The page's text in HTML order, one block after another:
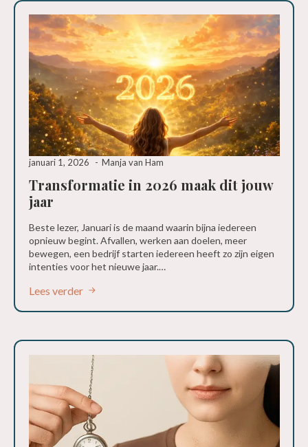
Transformatie in 2026 maak dit jouw
jaar
januari 1, 2026 Manja van Ham
Beste lezer, Januari is de maand waarin bijna iedereen
opnieuw begint. Afvallen, werken aan doelen, meer
bewegen, een bedrijf starten iedereen heeft zo zijn eigen
intenties voor het nieuwe jaar.…
Lees verder